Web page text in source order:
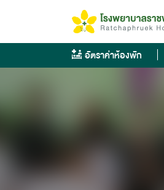
content
อัตราค่าห้องพัก